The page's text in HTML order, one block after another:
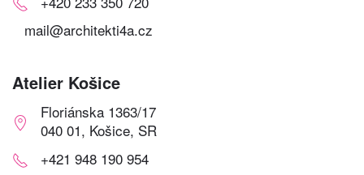
mail@architekti4a.cz
Atelier Košice
Floriánska 1363/17
040 01, Košice, SR
+421 948 190 954